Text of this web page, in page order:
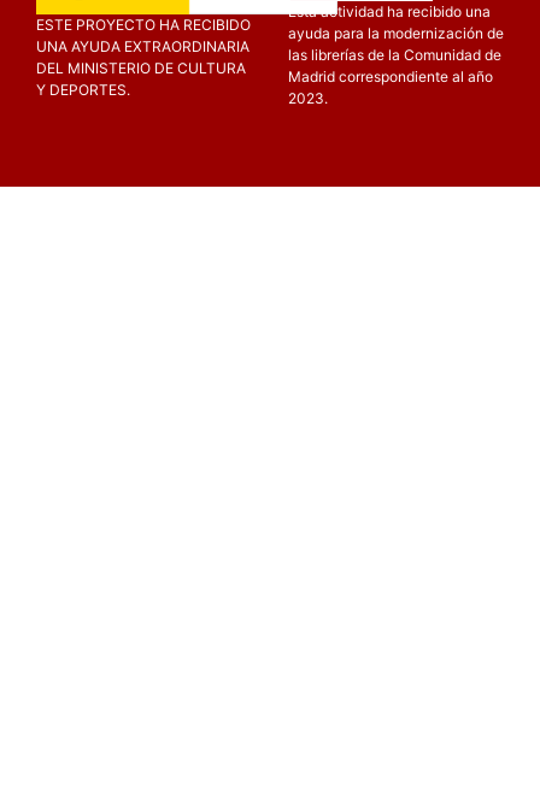
ESTE PROYECTO HA RECIBIDO
UNA AYUDA EXTRAORDINARIA
DEL MINISTERIO DE CULTURA
Y DEPORTES.
Esta actividad ha recibido una
ayuda para la modernización de
las librerías de la Comunidad de
Madrid correspondiente al año
2023.